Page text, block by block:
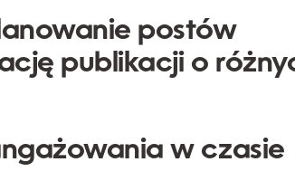
postów
publikacji o
w czasie